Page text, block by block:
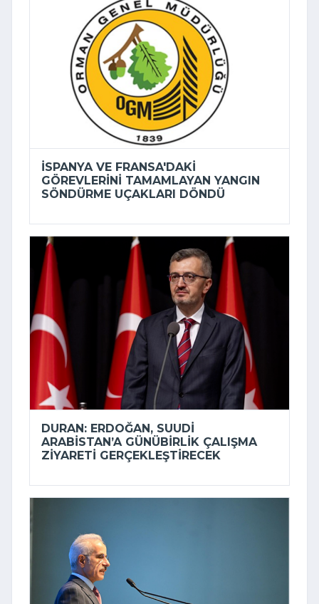
İSPANYA VE FRANSA'DAKI
GÖREVLERINI TAMAMLAYAN YANGIN
SÖNDÜRME UÇAKLARI DÖNDÜ
DURAN: ERDOĞAN, SUUDI
ARABISTAN’A GÜNÜBIRLIK ÇALIŞMA
ZIYARETI GERÇEKLEŞTIRECEK